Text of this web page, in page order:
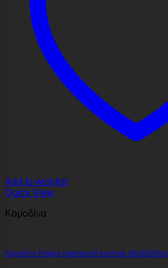
Add to wishlist
Quick View
Κομοδίνα
Κομοδίνο Reppo pakoworld sonoma 30x30x55εκ